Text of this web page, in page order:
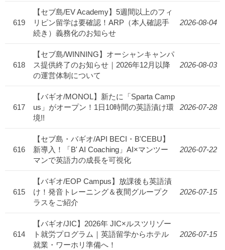
619
【セブ島/EV Academy】5週間以上のフィ
リピン留学は要確認！ARP（本人確認手
続き）義務化のお知らせ
2026-08-04
618
【セブ島/WINNING】オーシャンキャンパ
ス提供終了のお知らせ｜2026年12月以降
の運営体制について
2026-08-03
617
【バギオ/MONOL】新たに「Sparta Camp
us」がオープン！1日10時間の英語漬け環
境!!
2026-07-28
616
【セブ島・バギオ/API BECI・B'CEBU】
新導入！「B' AI Coaching」AI×マンツー
マンで英語力の成長を可視化
2026-07-22
615
【バギオ/EOP Campus】放課後も英語漬
け！発音トレーニング＆夜間グループク
ラスをご紹介
2026-07-15
614
【バギオ/JIC】2026年 JIC×ルスツリゾー
ト就労プログラム｜英語留学からホテル
就業・ワーホリ準備へ！
2026-07-15